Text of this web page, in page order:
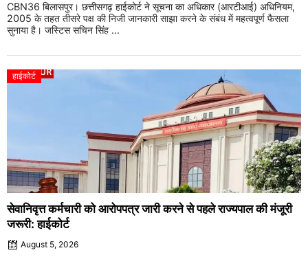
CBN36 बिलासपुर। छत्तीसगढ़ हाईकोर्ट ने सूचना का अधिकार (आरटीआई) अधिनियम,
2005 के तहत तीसरे पक्ष की निजी जानकारी साझा करने के संबंध में महत्वपूर्ण फैसला
सुनाया है। जस्टिस सचिन सिंह ...
हाईकोर्ट
सेवानिवृत्त कर्मचारी को आरोपपत्र जारी करने से पहले राज्यपाल की मंजूरी
जरूरी: हाईकोर्ट
August 5, 2026